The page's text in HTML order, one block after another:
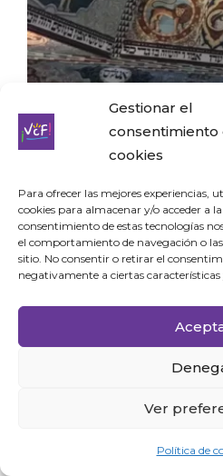
Gestionar el
consentimiento
cookies
Para ofrecer las mejores experiencias,
cookies para almacenar y/o acceder a
consentimiento de estas tecnologías
el comportamiento de navegación o
sitio. No consentir o retirar el
negativamente a ciertas características
Ver
Política de
Museo Polín
Museo Polín,
historia de los Judíos
Rainer
medios interactivos para